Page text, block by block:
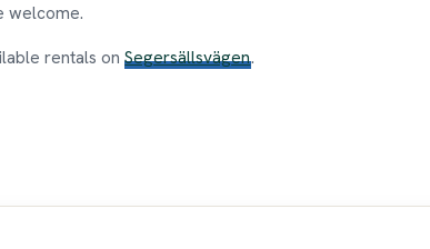
welcome.
rentals on Segersällsvägen.